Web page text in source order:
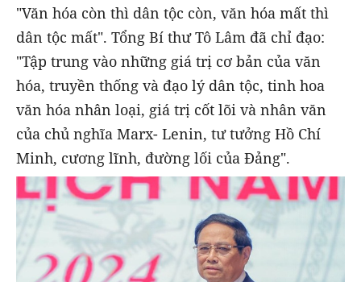
"Văn hóa còn thì dân tộc còn, văn hóa mất thì
dân tộc mất". Tổng Bí thư Tô Lâm đã chỉ đạo:
"Tập trung vào những giá trị cơ bản của văn
hóa, truyền thống và đạo lý dân tộc, tinh hoa
văn hóa nhân loại, giá trị cốt lõi và nhân văn
của chủ nghĩa Marx- Lenin, tư tưởng Hồ Chí
Minh, cương lĩnh, đường lối của Đảng".